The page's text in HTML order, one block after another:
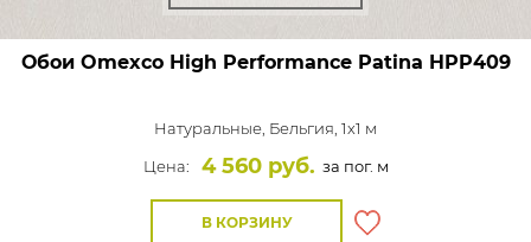
Обои Omexco High Performance Patina HPP409
Натуральные, Бельгия, 1x1 м
Цена:
4 560 руб. за пог. м
В КОРЗИНУ